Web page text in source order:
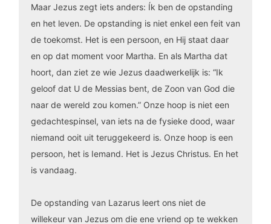
Maar Jezus zegt iets anders: Ík ben de opstanding
en het leven. De opstanding is niet enkel een feit van
de toekomst. Het is een persoon, en Hij staat daar
en op dat moment voor Martha. En als Martha dat
hoort, dan ziet ze wie Jezus daadwerkelijk is: “Ik
geloof dat U de Messias bent, de Zoon van God die
naar de wereld zou komen.” Onze hoop is niet een
gedachtespinsel, van iets na de fysieke dood, waar
niemand ooit uit teruggekeerd is. Onze hoop is een
persoon, het is Iemand. Het is Jezus Christus. En het
is vandaag.
De opstanding van Lazarus leert ons niet de
willekeur van Jezus om die ene vriend op te wekken